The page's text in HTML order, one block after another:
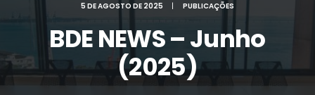
5 DE AGOSTO DE 2025 | PUBLICAÇÕES
BDE NEWS – Junho
(2025)